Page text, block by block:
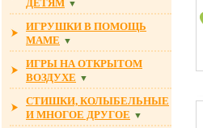
ДЕТЯМ ▼
ИГРУШКИ В ПОМОЩЬ
МАМЕ ▼
ИГРЫ НА ОТКРЫТОМ
ВОЗДУХЕ ▼
СТИШКИ, КОЛЫБЕЛЬНЫЕ
И МНОГОЕ ДРУГОЕ ▼